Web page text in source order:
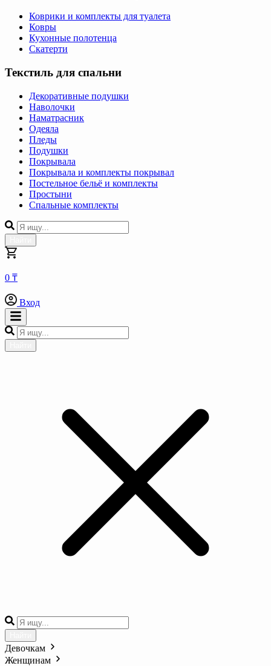
Коврики и комплекты для туалета
Ковры
Кухонные полотенца
Скатерти
Текстиль для спальни
Декоративные подушки
Наволочки
Наматрасник
Одеяла
Пледы
Подушки
Покрывала
Покрывала и комплекты покрывал
Постельное бельё и комплекты
Простыни
Спальные комплекты
0 ₸
Вход
Девочкам
Женщинам